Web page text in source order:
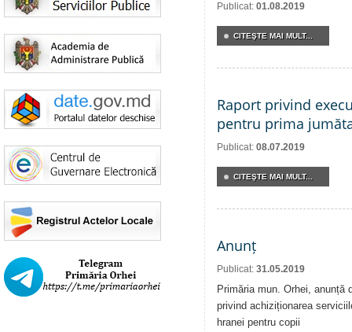
Publicat: 01.08.2019
CITEŞTE MAI MULT...
Raport privind
pentru prima
Publicat: 08.07.2019
CITEŞTE MAI MULT...
Anunț
Publicat: 31.05.2019
Primăria mun. Orhei, anunță
privind achiziționarea
hranei pentru copii